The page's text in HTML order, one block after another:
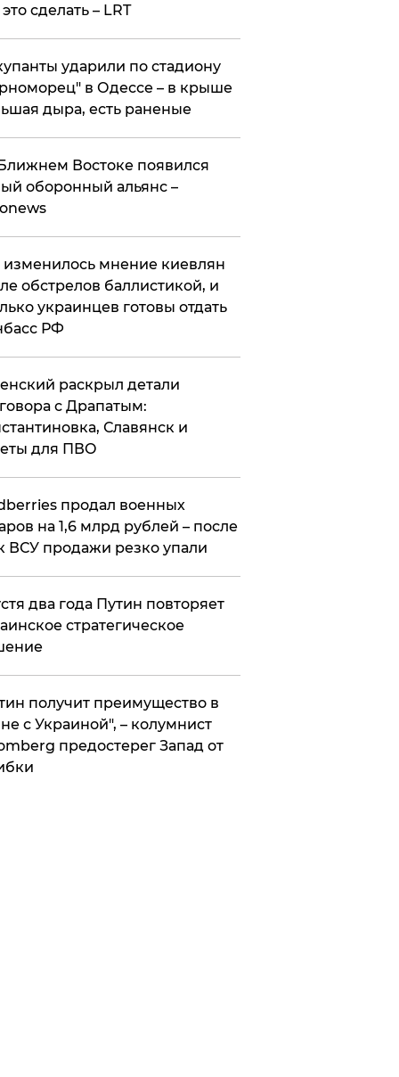
сделать – LRT
ударили по стадиону
в Одессе – в крыше
дыра, есть раненые
Востоке появился
оборонный альянс –
изменилось мнение киевлян
обстрелов баллистикой, и
украинцев готовы отдать
РФ
раскрыл детали
с Драпатым:
Славянск и
для ПВО
продал военных
на 1,6 млрд рублей – после
ВСУ продажи резко упали
два года Путин повторяет
стратегическое
получит преимущество в
с Украиной", – колумнист
предостерег Запад от